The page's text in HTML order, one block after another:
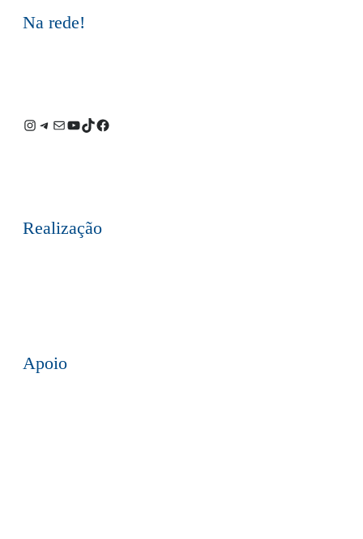
Na rede!
Instagram
Telegram
E-Youtube
TikTok
Facebook
Realização
Apoio